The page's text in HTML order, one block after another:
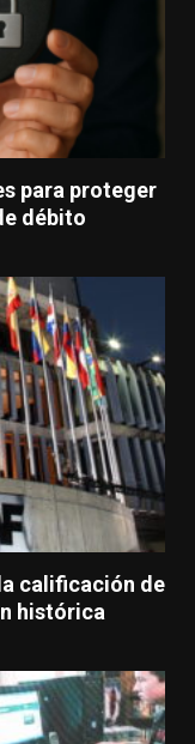
para proteger
débito
calificación de
histórica